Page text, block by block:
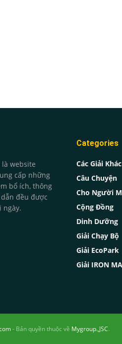
là website
cấp những
bổ ích, thông
đều được
ngày.
Categories
Các Giải Khác
Câu Chuyện
Cho Người
Cộng Đồng
Dinh Dưỡng
Giải Chạy Bộ
Giải EcoPark
Giải IRON
- Bản quyền thuộc về Mygroup.,JSC.